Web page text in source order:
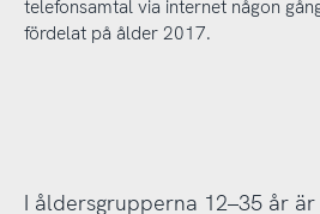
telefonsamtal via internet någon
fördelat på ålder 2017.
I åldersgrupperna 12–35 år